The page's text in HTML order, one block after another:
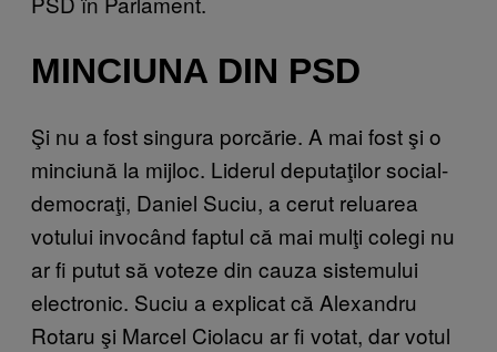
MINCIUNA DIN PSD
Şi nu a fost singura porcărie. A mai fost şi o
minciună la mijloc. Liderul deputaţilor social-
democraţi, Daniel Suciu, a cerut reluarea
votului invocând faptul că mai mulţi colegi nu
ar fi putut să voteze din cauza sistemului
electronic. Suciu a explicat că Alexandru
Rotaru şi Marcel Ciolacu ar fi votat, dar votul